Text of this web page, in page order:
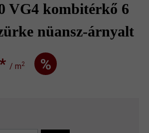
VG4 kombitérkő 6
nüansz-árnyalt
/ m2 %